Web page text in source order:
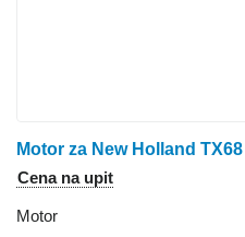
Motor za New Holland TX68
Cena na upit
Motor